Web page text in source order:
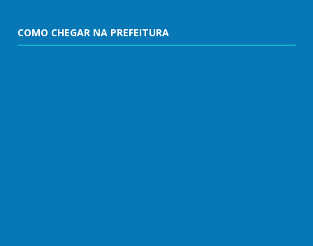
COMO CHEGAR NA PREFEITURA